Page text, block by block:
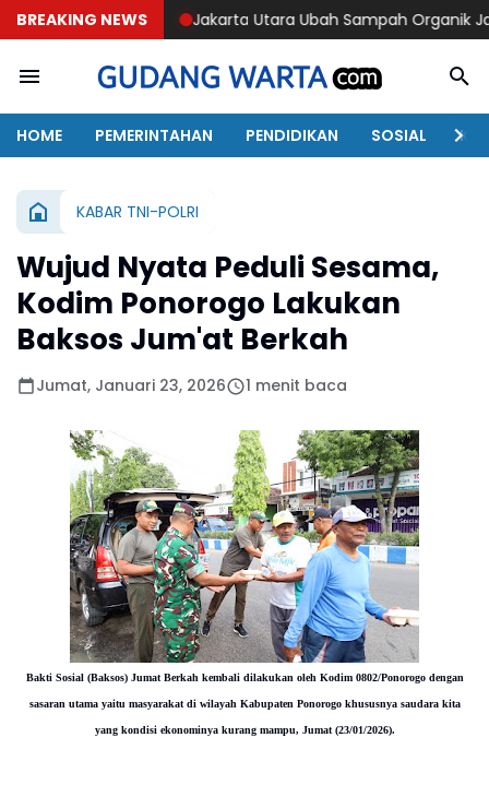
BREAKING NEWS
Jakarta Utara Ubah Sampah Organik Jadi Energi
HOME PEMERINTAHAN PENDIDIKAN SOSIAL
KABAR TNI-POLRI
Wujud Nyata Peduli Sesama,
Kodim Ponorogo Lakukan
Baksos Jum'at Berkah
Jumat, Januari 23, 2026 1 menit baca
Bakti Sosial (Baksos) Jumat Berkah kembali dilakukan oleh Kodim 0802/Ponorogo dengan
sasaran utama yaitu masyarakat di wilayah Kabupaten Ponorogo khususnya saudara kita
yang kondisi ekonominya kurang mampu, Jumat (23/01/2026).